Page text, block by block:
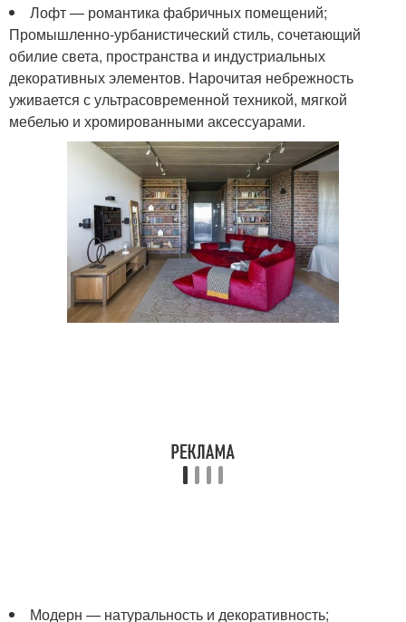
Лофт — романтика фабричных помещений;
Промышленно-урбанистический стиль, сочетающий
обилие света, пространства и индустриальных
декоративных элементов. Нарочитая небрежность
уживается с ультрасовременной техникой, мягкой
мебелью и хромированными аксессуарами.
Модерн — натуральность и декоративность;